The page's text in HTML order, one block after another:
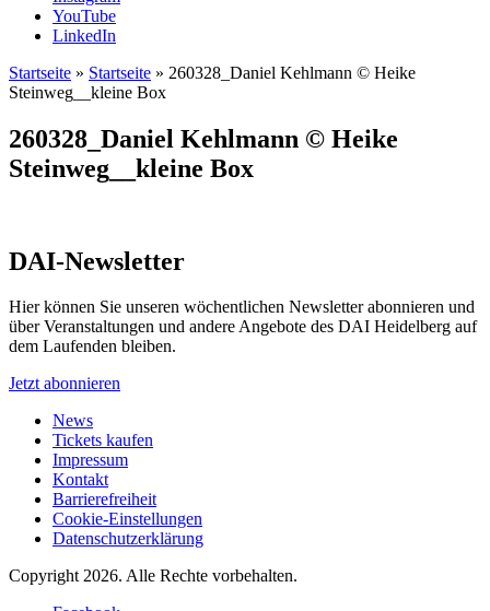
YouTube
LinkedIn
Startseite » Startseite » 260328_Daniel Kehlmann © Heike
Steinweg__kleine Box
260328_Daniel Kehlmann © Heike
Steinweg__kleine Box
DAI-Newsletter
Hier können Sie unseren wöchentlichen Newsletter abonnieren und
über Veranstaltungen und andere Angebote des DAI Heidelberg auf
dem Laufenden bleiben.
Jetzt abonnieren
News
Tickets kaufen
Impressum
Kontakt
Barrierefreiheit
Cookie-Einstellungen
Datenschutzerklärung
Copyright 2026. Alle Rechte vorbehalten.